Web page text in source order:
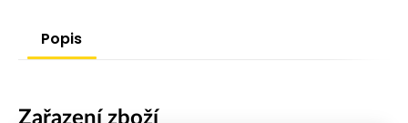
Popis
Zařazení zboží